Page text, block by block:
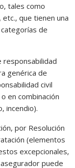
tales como
que tienen una
de
responsabilidad
genérica de
civil
en combinación
incendio).
por Resolución
(elementos
excepcionales,
puede